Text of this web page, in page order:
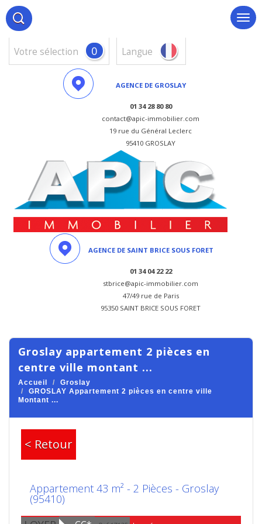
votre sélection 0 Langue
AGENCE DE GROSLAY
01 34 28 80 80
contact@apic-immobilier.com
19 rue du Général Leclerc
95410 GROSLAY
AGENCE DE SAINT BRICE SOUS FORET
01 34 04 22 22
stbrice@apic-immobilier.com
47/49 rue de Paris
95350 SAINT BRICE SOUS FORET
groslay appartement 2 pièces en
centre ville montant ...
Accueil
Groslay
GROSLAY Appartement 2 pièces en centre ville
Montant ...
< Retour
Appartement 43 m² - 2 Pièces - Groslay
(95410)